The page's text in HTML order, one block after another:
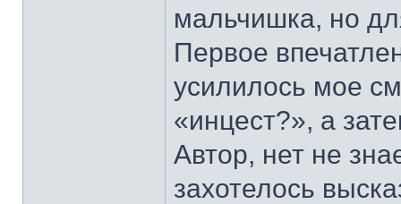
мальчишка, но
Первое
усилилось мое
«инцест?», а
Автор, нет не
захотелось